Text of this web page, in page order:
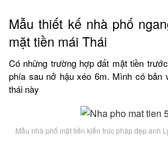
Mẫu thiết kế nhà phố
mặt tiền mái Thái
Có những trường hợp đất mặt tiền
phía sau nở hậu xéo 6m. Mình có bản
thái này
Mẫu nhà phố mặt tiền kiến trúc pháp đẹp anh